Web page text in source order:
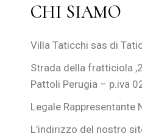
CHI SIAMO
Villa Taticchi sas di
Strada della fratticiola
Pattoli Perugia – p.iva
Legale Rappresentante
L’indirizzo del nostro